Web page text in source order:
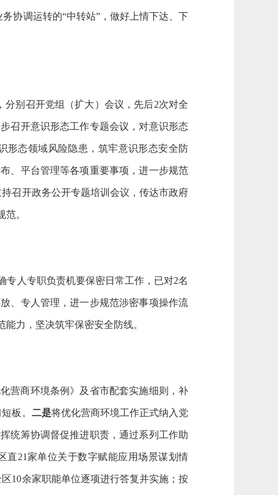
协调运转的“中转站”，做好上情下达、下
分别召开党组（扩大）会议，先后2次对全
步召开意识形态工作专题会议，对意识形态
形态领域风险隐患，筑牢意识形态安全防
、平台管理等各项重要事项，进一步规范
召开政务公开专题培训会议，传达市政府
。
专人专职负责机要保密日常工作，已对2名
、专人管理，进一步规范涉密事项操作流
力，坚决筑牢保密安全防线。
营商环境条例》及省市配套实施细则，补
板 。 二是将优化营商环境工作正式纳入党
统筹协调督促推进职责，通过系列工作助
直21家单位关于数字赋能应用场景谋划情
10余家职能单位逐项进行答复并实施；按